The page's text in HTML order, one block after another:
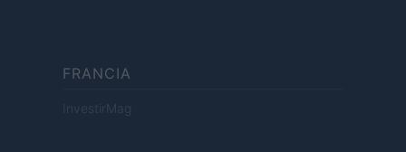
FRANCIA
InvestirMag